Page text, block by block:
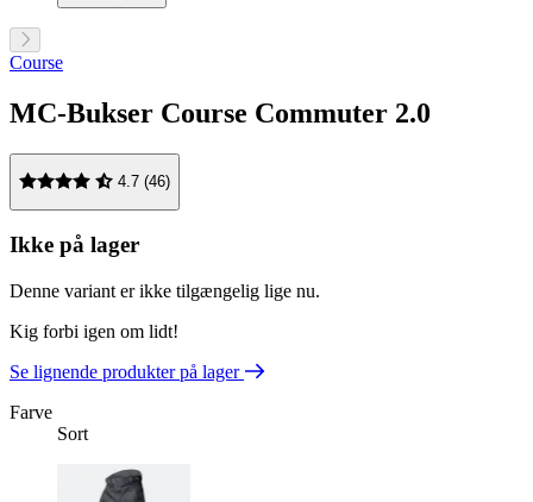
Course
MC-Bukser Course Commuter 2.0
4.7 (46)
Ikke på lager
Denne variant er ikke tilgængelig lige nu.
Kig forbi igen om lidt!
Se lignende produkter på lager
Farve
Sort